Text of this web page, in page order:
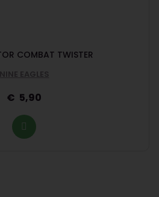
COMBAT TWISTER
NINE EAGLES
5,90